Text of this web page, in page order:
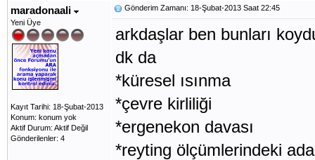
maradonaali
Yeni Üye
Kayıt Tarihi: 18-Şubat-2013
Konum: konum yok
Aktif Durum: Aktif Değil
Gönderilenler: 4
Gönderim Zamanı: 18-Şubat-2013 Saat 22:45
arkdaşlar ben bunları
dk da
*küresel ısınma
*çevre kirliliği
*ergenekon davası
*reyting ölçümlerindeki